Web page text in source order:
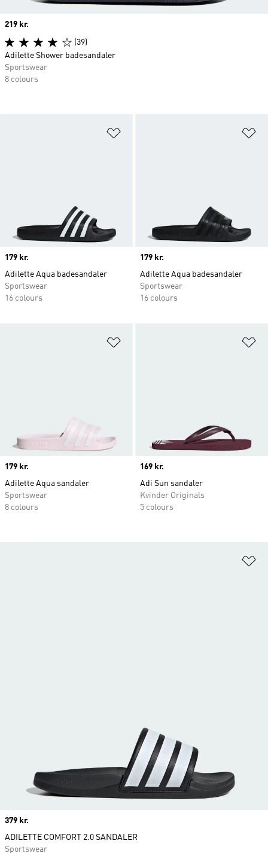
Price
179 kr.
Adilette Aqua badesandaler
Sportswear
16 colours
Price
179 kr.
Adilette Aqua badesandaler
Sportswear
16 colours
Price
179 kr.
Adilette Aqua sandaler
Sportswear
8 colours
Price
169 kr.
Adi Sun sandaler
Kvinder Originals
5 colours
Price
379 kr.
ADILETTE COMFORT 2.0 SANDALER
Sportswear
Price
219 kr.
(39)
Adilette Shower badesandaler
Sportswear
8 colours